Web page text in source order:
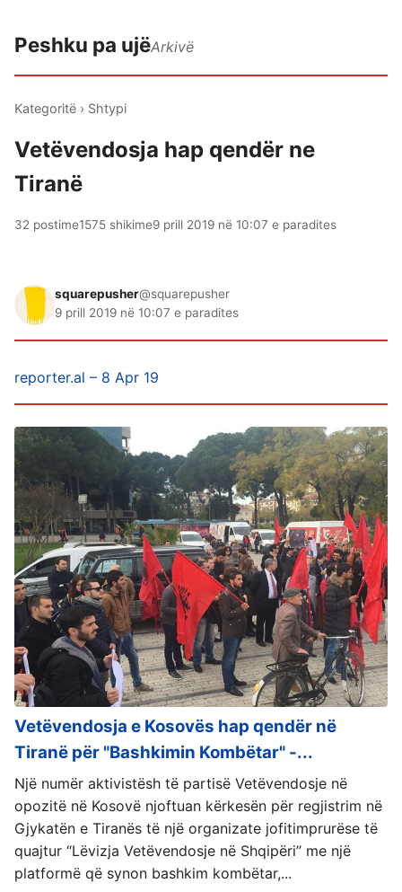
Peshku pa ujëArkivë
Kategoritë › Shtypi
Vetëvendosja hap qendër ne
Tiranë
32 postime1575 shikime9 prill 2019 në 10:07 e paradites
squarepusher@squarepusher
9 prill 2019 në 10:07 e paradites
reporter.al – 8 Apr 19
Vetëvendosja e Kosovës hap qendër në
Tiranë për "Bashkimin Kombëtar" -...
Një numër aktivistësh të partisë Vetëvendosje në
opozitë në Kosovë njoftuan kërkesën për regjistrim në
Gjykatën e Tiranës të një organizate jofitimprurëse të
quajtur “Lëvizja Vetëvendosje në Shqipëri” me një
platformë që synon bashkim kombëtar,...